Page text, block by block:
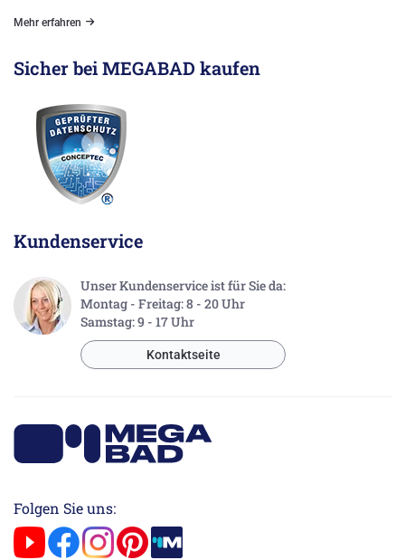
Mehr erfahren
Sicher bei MEGABAD kaufen
Kundenservice
Unser Kundenservice ist für Sie da:
Montag - Freitag: 8 - 20 Uhr
Samstag: 9 - 17 Uhr
Kontaktseite
Folgen Sie uns: